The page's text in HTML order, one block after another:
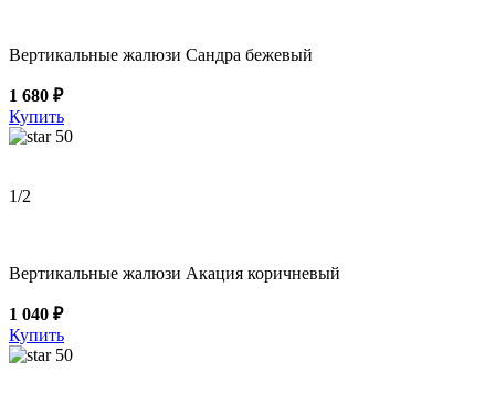
Вертикальные жалюзи Сандра бежевый
1 680 ₽
Купить
50
1/2
Вертикальные жалюзи Акация коричневый
1 040 ₽
Купить
50